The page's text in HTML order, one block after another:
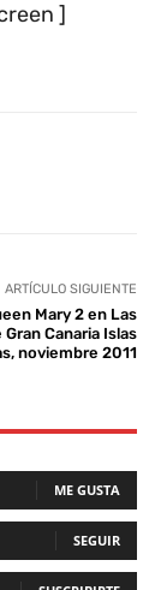
]
ARTÍCULO SIGUIENTE
Mary 2 en Las
Gran Canaria Islas
noviembre 2011
ME GUSTA
SEGUIR